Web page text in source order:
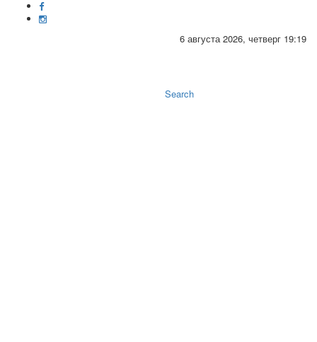
6 августа 2026, четверг 19:19
Search